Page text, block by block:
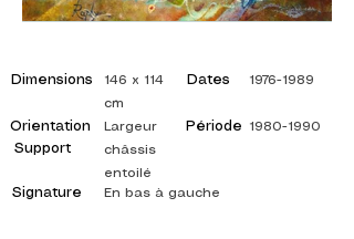
Dimensions
Orientation
Support
Signature
146 x 114
cm
Dates
Période
Largeur
châssis
entoilé
En bas à gauche
1976-1989
1980-1990